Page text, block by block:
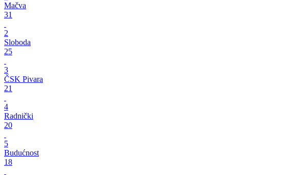
Mačva
31
2
Sloboda
25
3
ČSK Pivara
21
4
Radnički
20
5
Budućnost
18